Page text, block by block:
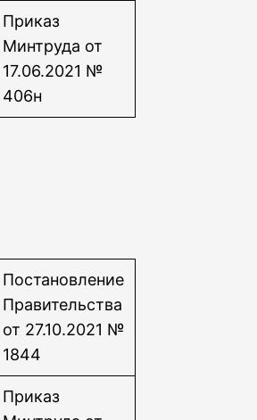
Приказ
Минтруда от
17.06.2021 №
406н
Постановление
Правительства
от 27.10.2021 №
1844
Приказ